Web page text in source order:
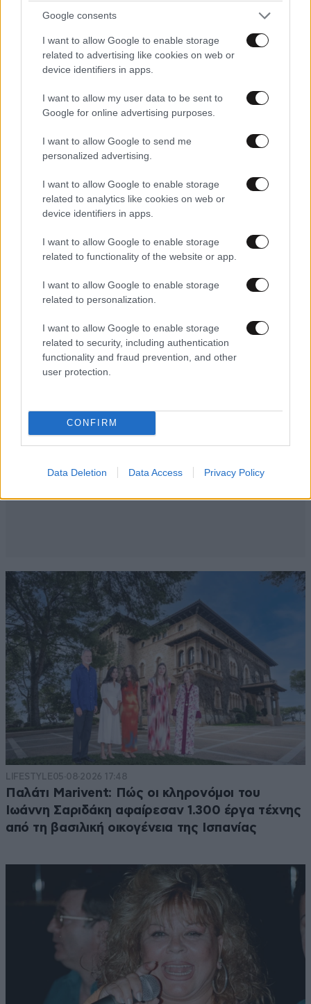
Google consents
I want to allow Google to enable storage
related to advertising like cookies on web or
device identifiers in apps.
I want to allow my user data to be sent to
Google for online advertising purposes.
I want to allow Google to send me
personalized advertising.
I want to allow Google to enable storage
related to analytics like cookies on web or
device identifiers in apps.
I want to allow Google to enable storage
related to functionality of the website or app.
I want to allow Google to enable storage
related to personalization.
I want to allow Google to enable storage
related to security, including authentication
functionality and fraud prevention, and other
user protection.
CONFIRM
Data Deletion Data Access Privacy Policy
μετακομίσουμε»: Απαρηγόρητη η οικογένεια
από τη Βρετανία που είδε το όνειρο ζωής να
γίνεται στάχτη
LIFESTYLE05·08·2026 17:48
Παλάτι Marivent: Πώς οι κληρονόμοι του
Ιωάννη Σαριδάκη αφαίρεσαν 1.300 έργα τέχνης
από τη βασιλική οικογένεια της Ισπανίας